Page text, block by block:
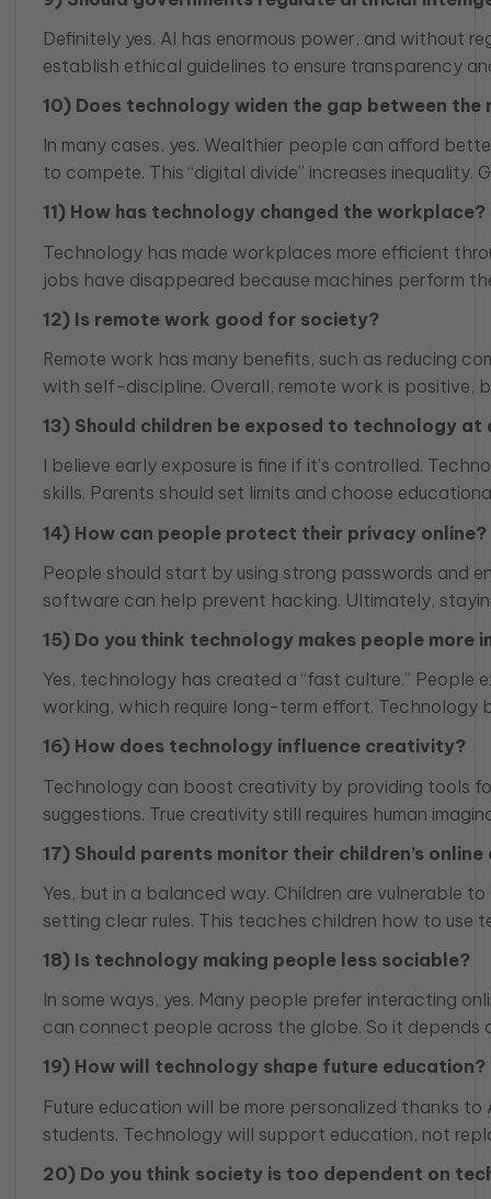
Definitely yes. AI has enormous power, and without
establish ethical guidelines to ensure transparency
10) Does technology widen the gap between the
In many cases, yes. Wealthier people can afford
to compete. This “digital divide” increases
11) How has technology changed the workplace?
Technology has made workplaces more efficient
jobs have disappeared because machines perform
12) Is remote work good for society?
Remote work has many benefits, such as reducing
with self-discipline. Overall, remote work is positive,
13) Should children be exposed to technology at
I believe early exposure is fine if it’s controlled.
skills. Parents should set limits and choose
14) How can people protect their privacy online?
People should start by using strong passwords and
software can help prevent hacking. Ultimately,
15) Do you think technology makes people more
Yes, technology has created a “fast culture.”
working, which require long-term effort. Technology
16) How does technology influence creativity?
Technology can boost creativity by providing tools
suggestions. True creativity still requires human
17) Should parents monitor their children’s
Yes, but in a balanced way. Children are vulnerable
setting clear rules. This teaches children how to use
18) Is technology making people less sociable?
In some ways, yes. Many people prefer interacting
can connect people across the globe. So it depends
19) How will technology shape future education?
Future education will be more personalized thanks
students. Technology will support education, not
20) Do you think society is too dependent on